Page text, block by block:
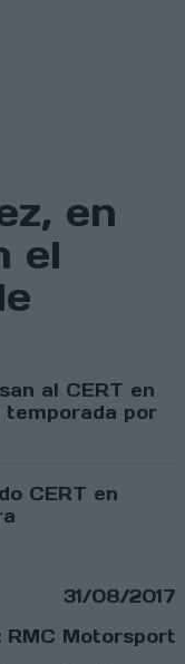
en
el
al CERT en
temporada por
31/08/2017
RMC Motorsport